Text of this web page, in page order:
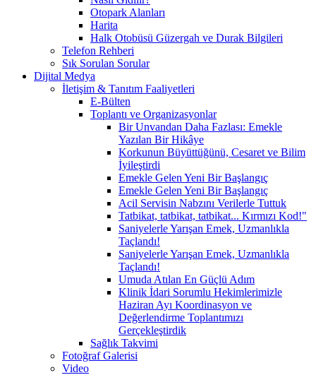
Otopark Alanları
Harita
Halk Otobüsü Güzergah ve Durak Bilgileri
Telefon Rehberi
Sık Sorulan Sorular
Dijital Medya
İletişim & Tanıtım Faaliyetleri
E-Bülten
Toplantı ve Organizasyonlar
Bir Unvandan Daha Fazlası: Emekle
Yazılan Bir Hikâye
Korkunun Büyüttüğünü, Cesaret ve Bilim
İyileştirdi
Emekle Gelen Yeni Bir Başlangıç
Emekle Gelen Yeni Bir Başlangıç
Acil Servisin Nabzını Verilerle Tuttuk
Tatbikat, tatbikat, tatbikat... Kırmızı Kod!"
Saniyelerle Yarışan Emek, Uzmanlıkla
Taçlandı!
Saniyelerle Yarışan Emek, Uzmanlıkla
Taçlandı!
Umuda Atılan En Güçlü Adım
Klinik İdari Sorumlu Hekimlerimizle
Haziran Ayı Koordinasyon ve
Değerlendirme Toplantımızı
Gerçekleştirdik
Sağlık Takvimi
Fotoğraf Galerisi
Video